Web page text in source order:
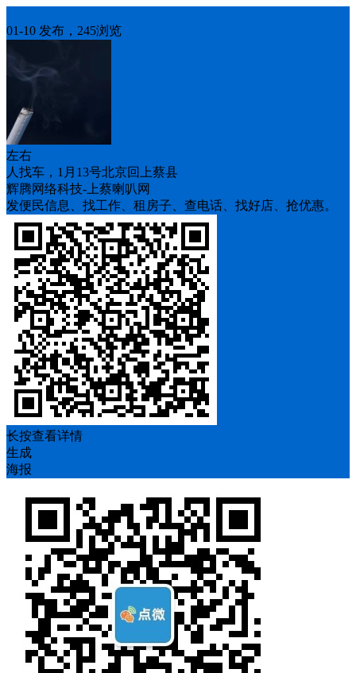
01-10 发布，245浏览
左右
人找车，1月13号北京回上蔡县
辉腾网络科技-上蔡喇叭网
发便民信息、找工作、租房子、查电话、找好店、抢优惠。
长按查看详情
生成
海报